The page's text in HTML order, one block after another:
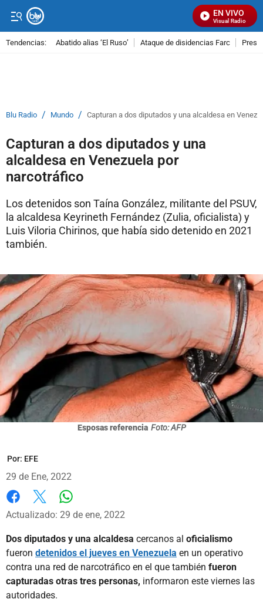
EN VIVO
Señal Visual Radio
Tendencias: Abatido alias ‘El Ruso’ Ataque de disidencias Farc
Blu Radio / Mundo / Capturan a dos diputados y una alcaldesa en
Capturan a dos diputados y una
alcaldesa en Venezuela por
narcotráfico
Los detenidos son Taína González, militante del PSUV,
la alcaldesa Keyrineth Fernández (Zulia, oficialista) y
Luis Viloria Chirinos, que había sido detenido en 2021
también.
Esposas referencia Foto: AFP
Por: EFE
29 de Ene, 2022
Facebook
X
Actualizado: 29 de ene, 2022
Dos diputados y una alcaldesa cercanos al oficialismo
fueron detenidos el jueves en Venezuela en un operativo
contra una red de narcotráfico en el que también fueron
capturadas otras tres personas, informaron este viernes las
autoridades.